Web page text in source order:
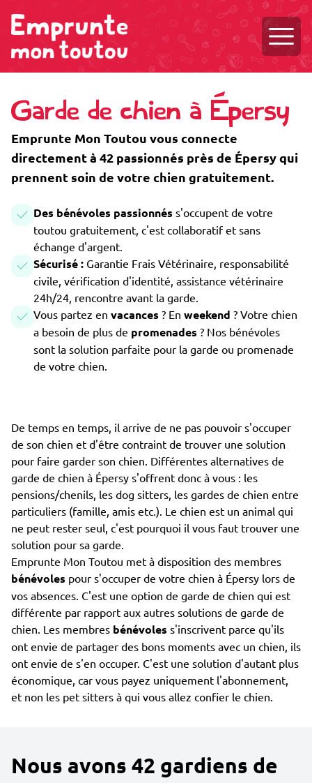
Garde de chien à Épersy
Emprunte Mon Toutou vous connecte
directement à 42 passionnés près de Épersy qui
prennent soin de votre chien gratuitement.
Des bénévoles passionnés s'occupent de votre
toutou gratuitement, c'est collaboratif et sans
échange d'argent.
Sécurisé : Garantie Frais Vétérinaire, responsabilité
civile, vérification d'identité, assistance vétérinaire
24h/24, rencontre avant la garde.
Vous partez en vacances ? En weekend ? Votre chien
a besoin de plus de promenades ? Nos bénévoles
sont la solution parfaite pour la garde ou promenade
de votre chien.
De temps en temps, il arrive de ne pas pouvoir s'occuper
de son chien et d'être contraint de trouver une solution
pour faire garder son chien. Différentes alternatives de
garde de chien à Épersy s'offrent donc à vous : les
pensions/chenils, les dog sitters, les gardes de chien entre
particuliers (famille, amis etc.). Le chien est un animal qui
ne peut rester seul, c'est pourquoi il vous faut trouver une
solution pour sa garde.
Emprunte Mon Toutou met à disposition des membres
bénévoles pour s'occuper de votre chien à Épersy lors de
vos absences. C'est une option de garde de chien qui est
différente par rapport aux autres solutions de garde de
chien. Les membres bénévoles s'inscrivent parce qu'ils
ont envie de partager des bons moments avec un chien, ils
ont envie de s'en occuper. C'est une solution d'autant plus
économique, car vous payez uniquement l'abonnement,
et non les pet sitters à qui vous allez confier le chien.
Nous avons 42 gardiens de